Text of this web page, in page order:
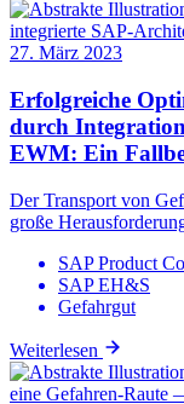
27. März 2023
Erfolgreiche
durch
EWM: Ein
Der Transport von
große
SAP Product
SAP EH&S
Gefahrgut
Weiterlesen